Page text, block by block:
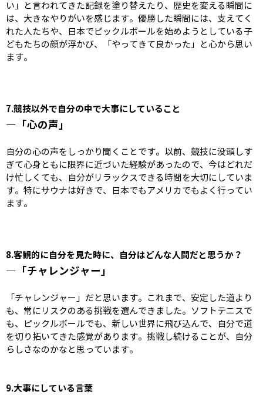
い」と言われてきた記録を塗り替えたり、歴史を変える瞬間に
は、大きなやりがいを感じます。優勝した瞬間には、支えてく
れた人たちや、日本でピックルボールを始めようとしている子
どもたちの顔が浮かび、「やってきて良かった」と心から思い
ます。
7.競技以外で自分の中で大事にしていること
―「心の声」
自分の心の声をしっかり聞くことです。以前、競技に没頭しす
ぎて心身ともに限界に近づいた経験があったので、今はどれだ
け忙しくても、自分がリラックスできる時間を大切にしていま
す。特にサウナは好きで、日本でもアメリカでもよく行ってい
ます。
8.客観的に自分を見た時に、自分はどんな人間だと思うか？
―「チャレンジャー」
「チャレンジャー」だと思います。これまで、安定した道より
も、常にリスクのある挑戦を選んできました。ソフトテニスで
も、ピックルボールでも、新しい世界に飛び込んで、自分で道
を切り拓いてきた感覚があります。挑戦し続けることが、自分
らしさなのかなと思っています。
9.大事にしている言葉